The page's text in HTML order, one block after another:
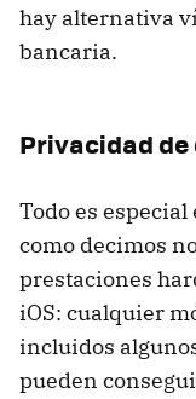
hay alternativa
bancaria.
Privacidad
Todo es
como decimos
prestaciones
iOS: cualquier
incluidos
pueden